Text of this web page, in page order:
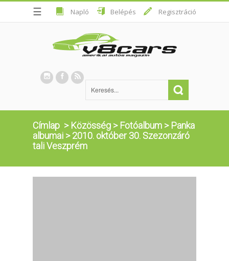
☰ Napló Belépés Regisztráció
Címlap > Közösség > Fotóalbum > Panka
albumai >2010. október 30. Szezonzáró
tali Veszprém